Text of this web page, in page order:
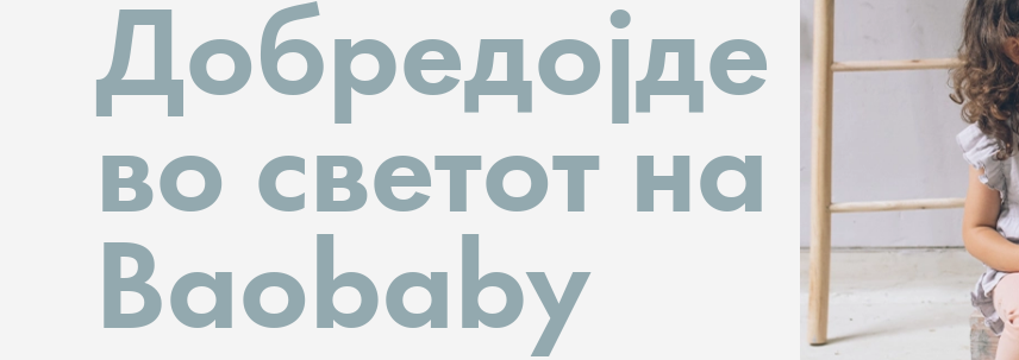
Добредојде
во светот на
Baobaby